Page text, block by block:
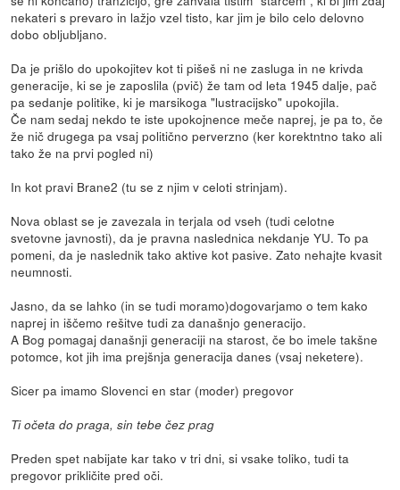
nekateri s prevaro in lažjo vzel tisto, kar jim je bilo celo delovno
dobo obljubljano.
Da je prišlo do upokojitev kot ti pišeš ni ne zasluga in ne krivda
generacije, ki se je zaposlila (pvič) že tam od leta 1945 dalje, pač
pa sedanje politike, ki je marsikoga "lustracijsko" upokojila.
Če nam sedaj nekdo te iste upokojnence meče naprej, je pa to, če
že nič drugega pa vsaj politično perverzno (ker korektntno tako ali
tako že na prvi pogled ni)
In kot pravi Brane2 (tu se z njim v celoti strinjam).
Nova oblast se je zavezala in terjala od vseh (tudi celotne
svetovne javnosti), da je pravna naslednica nekdanje YU. To pa
pomeni, da je naslednik tako aktive kot pasive. Zato nehajte kvasit
neumnosti.
Jasno, da se lahko (in se tudi moramo)dogovarjamo o tem kako
naprej in iščemo rešitve tudi za današnjo generacijo.
A Bog pomagaj današnji generaciji na starost, če bo imele takšne
potomce, kot jih ima prejšnja generacija danes (vsaj neketere).
Sicer pa imamo Slovenci en star (moder) pregovor
Ti očeta do praga, sin tebe čez prag
Preden spet nabijate kar tako v tri dni, si vsake toliko, tudi ta
pregovor prikličite pred oči.